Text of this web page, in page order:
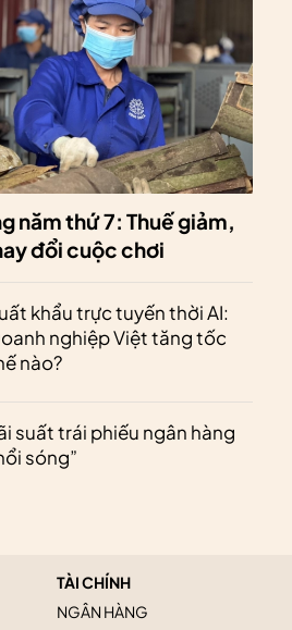
năm thứ 7: Thuế giảm,
đổi cuộc chơi
khẩu trực tuyến thời AI:
nghiệp Việt tăng tốc
nào?
suất trái phiếu ngân hàng
sóng”
TÀI CHÍNH
NGÂN HÀNG